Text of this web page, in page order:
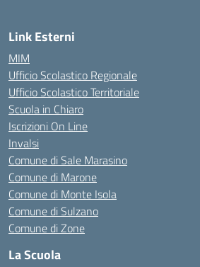
Link Esterni
MIM
Ufficio Scolastico Regionale
Ufficio Scolastico Territoriale
Scuola in Chiaro
Iscrizioni On Line
Invalsi
Comune di Sale Marasino
Comune di Marone
Comune di Monte Isola
Comune di Sulzano
Comune di Zone
La Scuola